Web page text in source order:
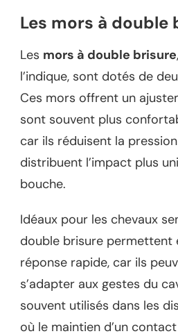
Les mors à double
Les mors à double brisure
l’indique, sont dotés de
Ces mors offrent un
sont souvent plus
car ils réduisent la
distribuent l’impact plus
bouche.
Idéaux pour les chevaux
double brisure permettent
réponse rapide, car ils
s’adapter aux gestes du
souvent utilisés dans les
où le maintien d’un